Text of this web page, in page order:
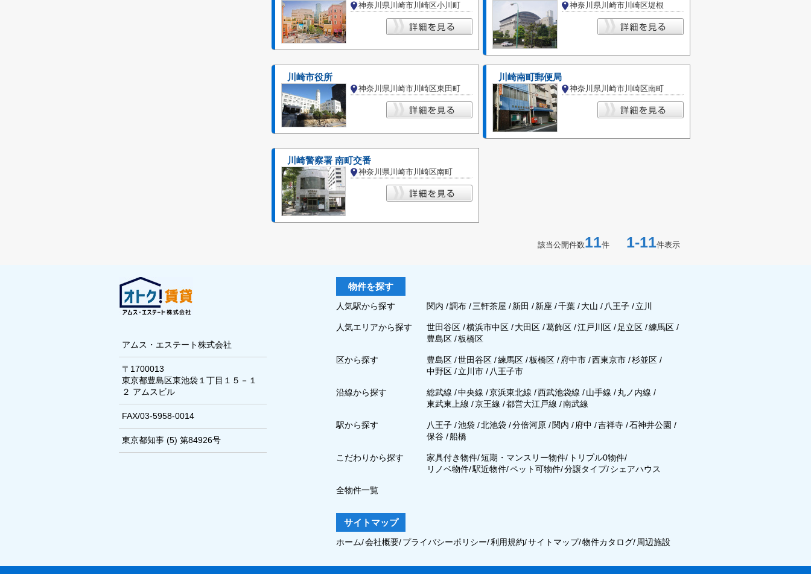
神奈川県川崎市川崎区小川町 神奈川県川崎市川崎区堤根
川崎市役所
神奈川県川崎市川崎区東田町
川崎南町郵便局
神奈川県川崎市川崎区南町
川崎警察署 南町交番
神奈川県川崎市川崎区南町
該当公開件数11件 1-11件表示
アムス・エステート株式会社
〒1700013
東京都豊島区東池袋１丁目１５－１
２ アムスビル
FAX/03-5958-0014
東京都知事 (5) 第84926号
物件を探す
人気駅から探す 関内 /調布 /三軒茶屋 /新田 /新座 /千葉 /大山 / 八王子 /立川
人気エリアから探す 世田谷区 /横浜市中区 /大田区 /葛飾区 /江戸川区 / 足立区 /練馬区 /
豊島区 /板橋区
区から探す 豊島区 /世田谷区 /練馬区 /板橋区 /府中市 /西東京市 /杉並区 /
中野区 /立川市 / 八王子市
沿線から探す 総武線 /中央線 /京浜東北線 /西武池袋線 /山手線 /丸ノ内線 /
東武東上線 /京王線 /都営大江戸線 /南武線
駅から探す 八王子 /池袋 /北池袋 /分倍河原 /関内 /府中 /吉祥寺 /石神井公園 /
保谷 /船橋
こだわりから探す 家具付き物件/短期・マンスリー物件/ トリプル0物件/
リノベ物件/駅近物件/ペット可物件/分譲タイプ/シェアハウス
全物件一覧
サイトマップ
ホーム/会社概要/プライバシーポリシー/利用規約/サイトマップ/物件カタログ/ 周辺施設